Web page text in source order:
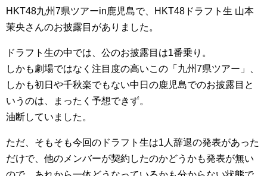
HKT48九州7県ツアーin鹿児島で、HKT48ドラフト生 山本
茉央さんのお披露目がありました。
ドラフト生の中では、公のお披露目は1番乗り。
しかも劇場ではなく注目度の高いこの「九州7県ツアー」、
しかも初日や千秋楽でもない中日の鹿児島でのお披露目と
いうのは、まったく予想できず。
油断していました。
ただ、そもそも今回のドラフト生は1人辞退の発表があった
だけで、他のメンバーが契約したのかどうかも発表が無い